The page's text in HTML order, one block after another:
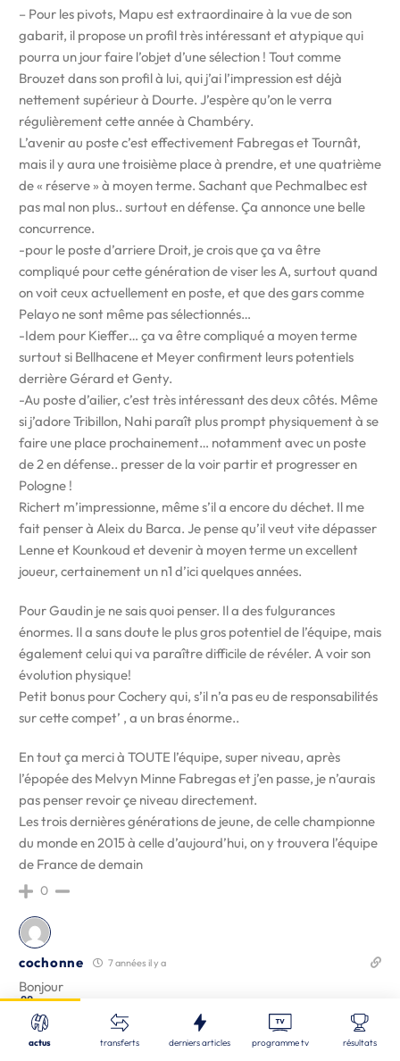
Recherche
– Pour les pivots, Mapu est extraordinaire à la vue de son
gabarit, il propose un profil très intéressant et atypique qui
pourra un jour faire l’objet d’une sélection ! Tout comme
Brouzet dans son profil à lui, qui j’ai l’impression est déjà
nettement supérieur à Dourte. J’espère qu’on le verra
régulièrement cette année à Chambéry.
L’avenir au poste c’est effectivement Fabregas et Tournât,
mais il y aura une troisième place à prendre, et une quatrième
de « réserve » à moyen terme. Sachant que Pechmalbec est
pas mal non plus.. surtout en défense. Ça annonce une belle
concurrence.
-pour le poste d’arriere Droit, je crois que ça va être
compliqué pour cette génération de viser les A, surtout quand
on voit ceux actuellement en poste, et que des gars comme
Pelayo ne sont même pas sélectionnés…
-Idem pour Kieffer… ça va être compliqué a moyen terme
surtout si Bellhacene et Meyer confirment leurs potentiels
derrière Gérard et Genty.
-Au poste d’ailier, c’est très intéressant des deux côtés. Même
si j’adore Tribillon, Nahi paraît plus prompt physiquement à se
faire une place prochainement… notamment avec un poste
de 2 en défense.. presser de la voir partir et progresser en
Pologne !
Richert m’impressionne, même s’il a encore du déchet. Il me
fait penser à Aleix du Barca. Je pense qu’il veut vite dépasser
Lenne et Kounkoud et devenir à moyen terme un excellent
joueur, certainement un n1 d’ici quelques années.
Pour Gaudin je ne sais quoi penser. Il a des fulgurances
énormes. Il a sans doute le plus gros potentiel de l’équipe, mais
également celui qui va paraître difficile de révéler. A voir son
évolution physique!
Petit bonus pour Cochery qui, s’il n’a pas eu de responsabilités
sur cette compet’ , a un bras énorme..
En tout ça merci à TOUTE l’équipe, super niveau, après
l’épopée des Melvyn Minne Fabregas et j’en passe, je n’aurais
pas penser revoir çe niveau directement.
Les trois dernières générations de jeune, de celle championne
du monde en 2015 à celle d’aujourd’hui, on y trouvera l’équipe
de France de demain
0
cochonne 7 années il y a
Bonjour
potentiel on pourrait constituer deux équipes de France… et il
en resterait encore !
actus transferts derniers articles programme tv résultats
Nos derniers articles
ALL | 08/08/2026
22